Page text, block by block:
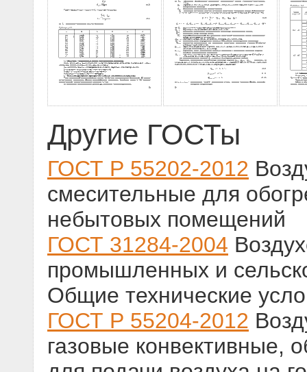
Другие ГОСТы
ГОСТ Р 55202-2012
смесительные для
небытовых помещений
ГОСТ 31284-2004
промышленных и
Общие технические
ГОСТ Р 55204-2012
газовые конвективные,